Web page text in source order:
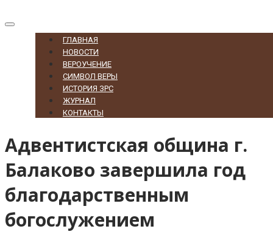
Toggle
ГЛАВНАЯ
НОВОСТИ
ВЕРОУЧЕНИЕ
СИМВОЛ ВЕРЫ
ИСТОРИЯ ЗРС
ЖУРНАЛ
КОНТАКТЫ
Адвентистская община г.
Балаково завершила год
благодарственным
богослужением